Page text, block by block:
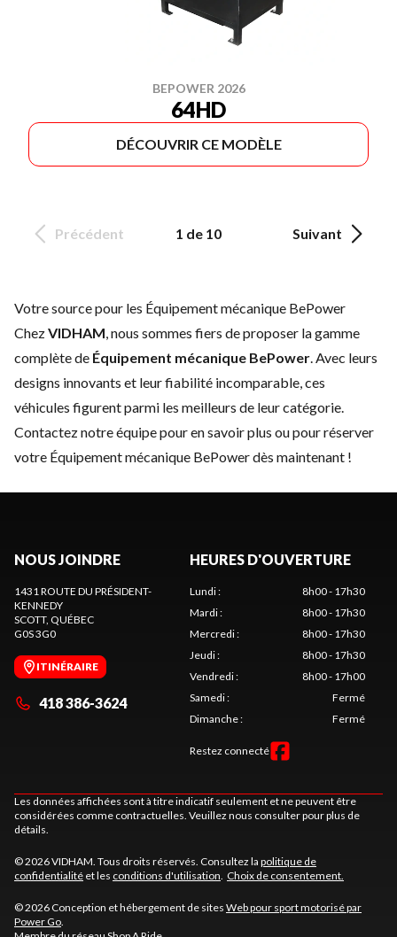
BEPOWER 2026
64HD
DÉCOUVRIR CE MODÈLE
Précédent 1 de 10 Suivant
Votre source pour les Équipement mécanique BePower
ChezVIDHAM, nous sommes fiers de proposer la gamme
complète de Équipement mécanique BePower. Avec leurs
designs innovants et leur fiabilité incomparable, ces
véhicules figurent parmi les meilleurs de leur catégorie.
Contactez notre équipepour en savoir plus ou pour réserver
votre Équipement mécanique BePower dès maintenant !
NOUS JOINDRE
1431 ROUTE DU PRÉSIDENT-
KENNEDY
SCOTT, QUÉBEC
G0S 3G0
ITINÉRAIRE
418 386-3624
HEURES D'OUVERTURE
Lundi:
8h00 - 17h30
Mardi:
8h00 - 17h30
Mercredi:
8h00 - 17h30
Jeudi:
8h00 - 17h30
Vendredi:
8h00 - 17h00
Samedi:
Fermé
Dimanche: Fermé
Restez connecté
Les données affichées sont à titre indicatif seulement et ne peuvent être
considérées comme contractuelles. Veuillez nous consulter pour plus de
détails.
© 2026 VIDHAM. Tous droits réservés. Consultez la politique de
confidentialité et les conditions d'utilisation. Choix de consentement.
© 2026 Conception et hébergement de sites Web pour sport motorisé par
Power Go.